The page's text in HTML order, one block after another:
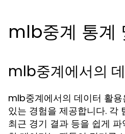
mlb중계 통계
mlb중계에서의
mlb중계에서의 데이터 활
있는 경험을 제공합니다. 각
최근 경기 결과 등을 쉽게